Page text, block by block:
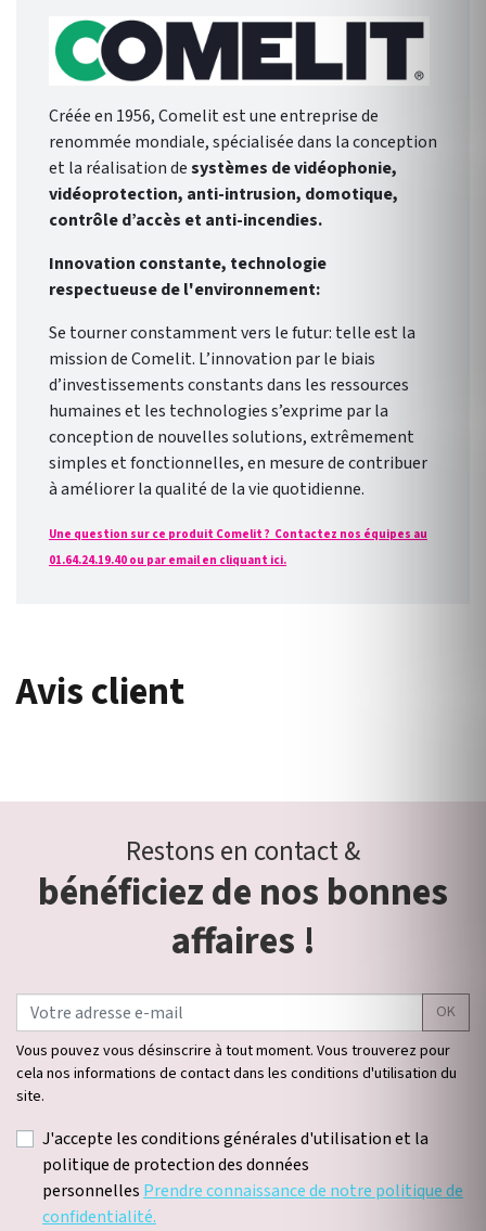
Créée en 1956, Comelit est une entreprise de
renommée mondiale, spécialisée dans la conception
et la réalisation desystèmes de vidéophonie,
vidéoprotection, anti-intrusion, domotique,
contrôle d’accès et anti-incendies.
Innovation constante, technologie
respectueuse de l'environnement:
Se tourner constamment vers le futur: telle est la
mission de Comelit. L’innovation par le biais
d’investissements constants dans les ressources
humaines et les technologies s’exprime par la
conception de nouvelles solutions, extrêmement
simples et fonctionnelles, en mesure de contribuer
à améliorer la qualité de la vie quotidienne.
Une question sur ce produit Comelit ? Contactez nos équipes au
01.64.24.19.40 ou par email en cliquant ici.
Avis client
Restons en contact &
bénéficiez de nos bonnes
affaires !
OK
Vous pouvez vous désinscrire à tout moment. Vous trouverez pour
cela nos informations de contact dans les conditions d'utilisation du
site.
J'accepte les conditions générales d'utilisation et la
politique de protection des données
personnellesPrendre connaissance de notre politique de
confidentialité.